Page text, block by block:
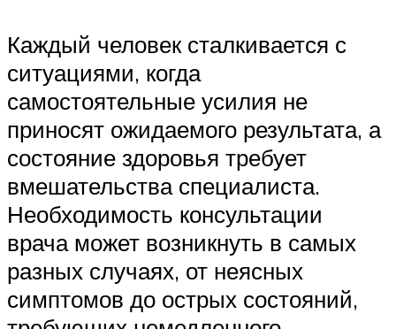
Каждый человек сталкивается с
ситуациями, когда
самостоятельные усилия не
приносят ожидаемого результата, а
состояние здоровья требует
вмешательства специалиста.
Необходимость консультации
врача может возникнуть в самых
разных случаях, от неясных
симптомов до острых состояний,